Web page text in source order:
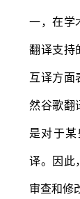
一，在学
翻译支持
互译方面
然谷歌翻
是对于
译。因此
审查和修